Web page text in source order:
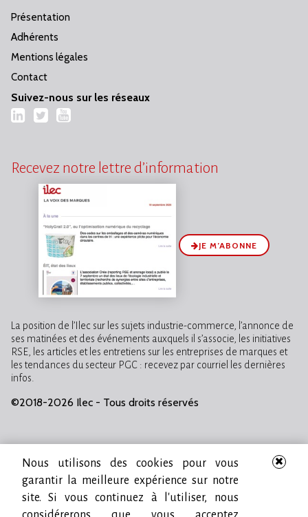
Présentation
Adhérents
Mentions légales
Contact
Suivez-nous sur les réseaux
LinkedIn
TwitterYouTube
Recevez notre lettre d’information
JE M’ABONNE
La position de l’Ilec sur les sujets industrie-commerce, l’annonce de
ses matinées et des événements auxquels il s’associe, les initiatives
RSE, les articles et les entretiens sur les entreprises de marques et
les tendances du secteur PGC : recevez par courriel les dernières
infos.
©2018-2026 Ilec - Tous droits réservés
Nous utilisons des cookies pour vous
garantir la meilleure expérience sur notre
site. Si vous continuez à l'utiliser, nous